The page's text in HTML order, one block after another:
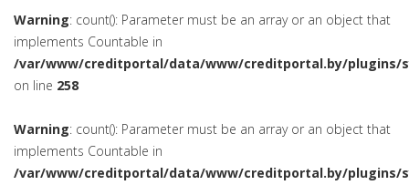
Warning: count(): Parameter must be an array or an object that
implements Countable in
/var/www/creditportal/data/www/creditportal.by/plugins/
on line 258
Warning: count(): Parameter must be an array or an object that
implements Countable in
/var/www/creditportal/data/www/creditportal.by/plugins/